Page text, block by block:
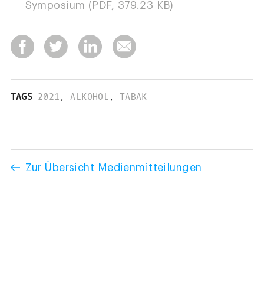
Symposium (PDF, 379.23 KB)
TAGS 2021 , ALKOHOL , TABAK
Zur Übersicht Medienmitteilungen